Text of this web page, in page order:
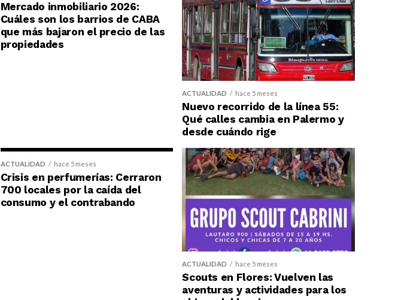
Mercado inmobiliario 2026:
Cuáles son los barrios de CABA
que más bajaron el precio de las
propiedades
ACTUALIDAD hace 5 meses
Nuevo recorrido de la línea 55:
Qué calles cambia en Palermo y
desde cuándo rige
ACTUALIDAD hace 5 meses
Crisis en perfumerías: Cerraron
700 locales por la caída del
consumo y el contrabando
ACTUALIDAD hace 5 meses
Scouts en Flores: Vuelven las
aventuras y actividades para los